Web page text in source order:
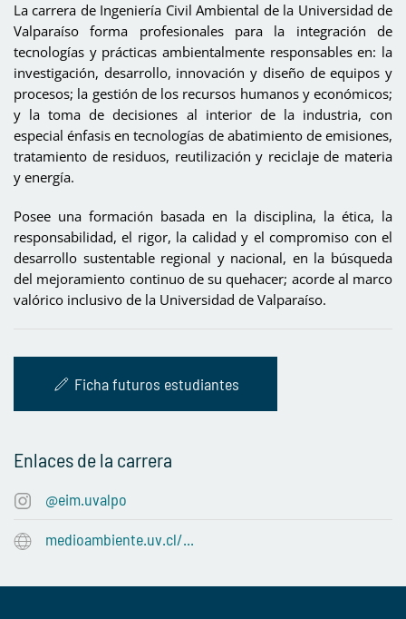
La carrera de Ingeniería Civil Ambiental de la Universidad de
Valparaíso forma profesionales para la integración de
tecnologías y prácticas ambientalmente responsables en: la
investigación, desarrollo, innovación y diseño de equipos y
procesos; la gestión de los recursos humanos y económicos;
y la toma de decisiones al interior de la industria, con
especial énfasis en tecnologías de abatimiento de emisiones,
tratamiento de residuos, reutilización y reciclaje de materia
y energía.
Posee una formación basada en la disciplina, la ética, la
responsabilidad, el rigor, la calidad y el compromiso con el
desarrollo sustentable regional y nacional, en la búsqueda
del mejoramiento continuo de su quehacer; acorde al marco
valórico inclusivo de la Universidad de Valparaíso.
Ficha futuros estudiantes
Enlaces de la carrera
@eim.uvalpo
medioambiente.uv.cl/...